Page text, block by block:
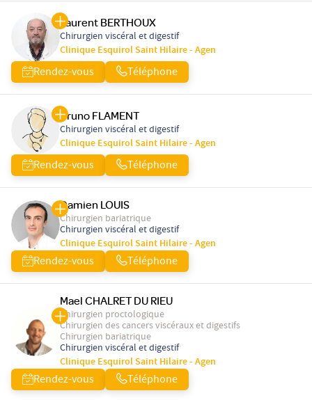
Laurent BERTHOUX
Chirurgien viscéral et digestif
Clinique Esquirol Saint Hilaire - Agen
Rendez-vous Téléphone
Bruno FLAMENT
Chirurgien viscéral et digestif
Clinique Esquirol Saint Hilaire - Agen
Rendez-vous Téléphone
Damien LOUIS
Chirurgien bariatrique
Chirurgien viscéral et digestif
Clinique Esquirol Saint Hilaire - Agen
Rendez-vous Téléphone
Mael CHALRET DU RIEU
Chirurgien proctologique
Chirurgien des cancers viscéraux et digestifs
Chirurgien bariatrique
Chirurgien viscéral et digestif
Clinique Esquirol Saint Hilaire - Agen
Rendez-vous Téléphone